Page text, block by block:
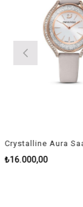
₺16.000,00